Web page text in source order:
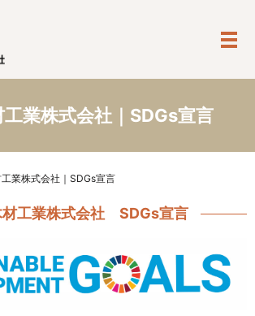
メ
業株式会社｜SDGs宣言
業株式会社｜SDGs宣言
材工業株式会社 SDGs宣言